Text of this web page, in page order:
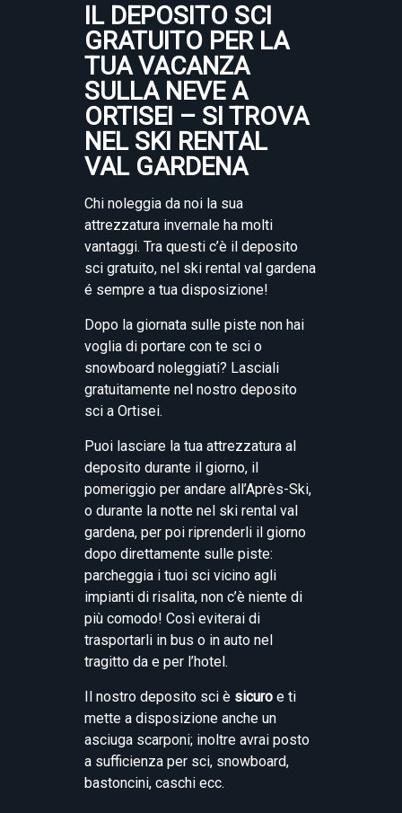
IL DEPOSITO SCI
GRATUITO PER LA
TUA VACANZA
SULLA NEVE A
ORTISEI – SI TROVA
NEL SKI RENTAL
VAL GARDENA
Chi noleggia da noi la sua
attrezzatura invernale ha molti
vantaggi. Tra questi c’è il deposito
sci gratuito, nel ski rental val gardena
é sempre a tua disposizione!
Dopo la giornata sulle piste non hai
voglia di portare con te sci o
snowboard noleggiati? Lasciali
gratuitamente nel nostro deposito
sci a Ortisei.
Puoi lasciare la tua attrezzatura al
deposito durante il giorno, il
pomeriggio per andare all’Après-Ski,
o durante la notte nel ski rental val
gardena, per poi riprenderli il giorno
dopo direttamente sulle piste:
parcheggia i tuoi sci vicino agli
impianti di risalita, non c’è niente di
più comodo! Così eviterai di
trasportarli in bus o in auto nel
tragitto da e per l’hotel.
Il nostro deposito sci è sicuro e ti
mette a disposizione anche un
asciuga scarponi; inoltre avrai posto
a sufficienza per sci, snowboard,
bastoncini, caschi ecc.